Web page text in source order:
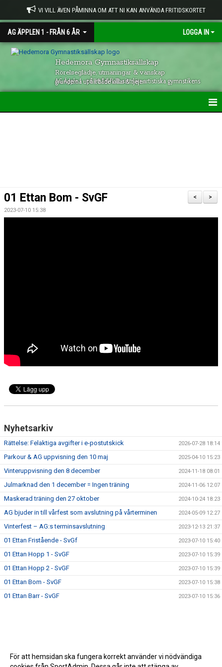
VI VILL ÄVEN PÅMINNA OM ATT NI KAN ANVÄNDA FRITIDSKORTET
AG ÄPPLEN 1 - FRÅN 6 ÅR LOGGA IN
Hedemora Gymnastiksällskap
Rörelseglädje, utmaningar & vänskap
AG Äpple 1 - på ett lekfullt sätt lärs artistiska gymnstikens grunderna ut till både killar & tjejer
>
<
01 Ettan Bom - SvGF
2023-07-10 15:38
Nyhetsarkiv
Rättelse: Felaktiga avgifter i e-postutskick 2026-07-28 18:14
Parkour & AG uppvisning den 10 maj 2025-04-10 15:23
Vinteruppvisning den 8 december 2024-11-18 08:01
Julmarknad den 1 december = Ingen träning 2024-11-06 12:07
Maskerad träning den 27 oktober 2024-10-24 18:23
AG bjuder in till vårfest som avslutning på vårterminen 2024-05-09 12:27
Vinterfest – AG:s terminsavslutning 2023-12-13 21:37
01 Ettan Fristående - SvGf 2023-07-10 15:40
01 Ettan Hopp 1 - SvGF 2023-07-10 15:39
01 Ettan Hopp 2 - SvGF 2023-07-10 15:39
01 Ettan Bom - SvGF 2023-07-10 15:38
01 Ettan Barr - SvGF 2023-07-10 15:36
För att hemsidan ska fungera korrekt använder vi nödvändiga